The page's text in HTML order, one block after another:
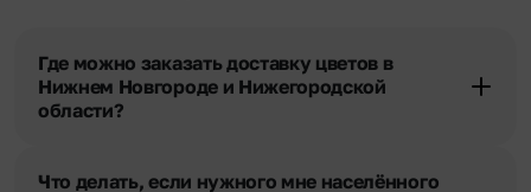
Где можно заказать доставку цветов в
Нижнем Новгороде и Нижегородской
области?
Что делать, если нужного мне населённого